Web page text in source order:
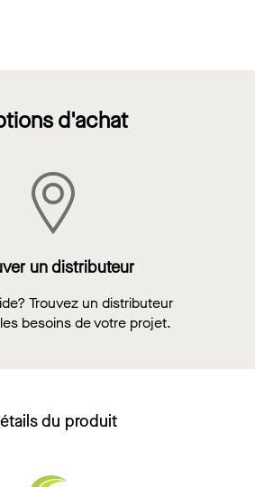
d'achat
un distributeur
Trouvez un distributeur
besoins de votre projet.
du produit